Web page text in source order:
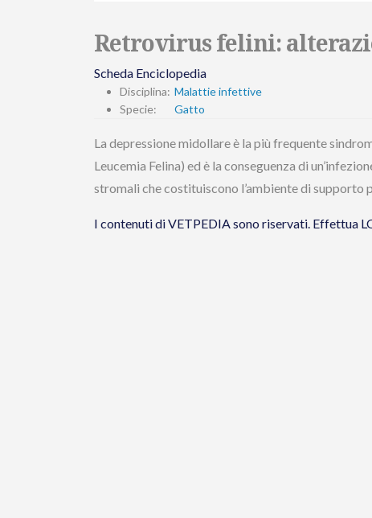
Retrovirus felini:
Scheda Enciclopedia
Disciplina: Malattie infettive
Specie:
Gatto
La depressione midollare è la più frequente
Leucemia Felina) ed è la conseguenza di
stromali che costituiscono l’ambiente di supporto
I contenuti di VETPEDIA sono riservati. Effettua